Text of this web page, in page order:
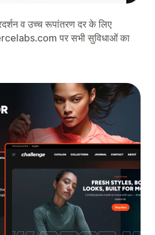
व उच्च रूपांतरण दर के लिए
पर सभी सुविधाओं का